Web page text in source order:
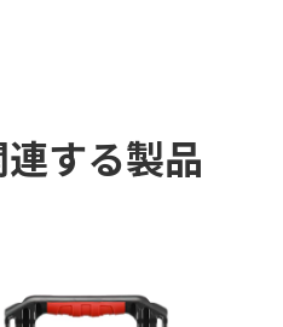
連する製品